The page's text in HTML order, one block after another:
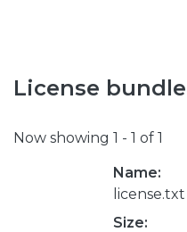
License bundle
Now showing 1 - 1 of 1
Name:
license.txt
Size: